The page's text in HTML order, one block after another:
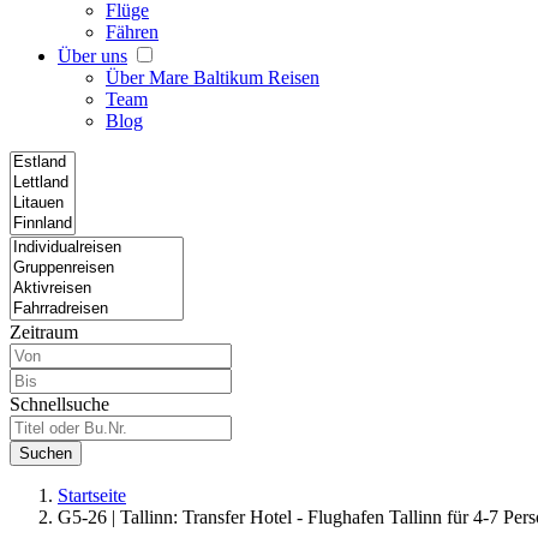
Flüge
Fähren
Über uns
Über Mare Baltikum Reisen
Team
Blog
Zeitraum
Schnellsuche
Suchen
Startseite
G5-26 | Tallinn: Transfer Hotel - Flughafen Tallinn für 4-7